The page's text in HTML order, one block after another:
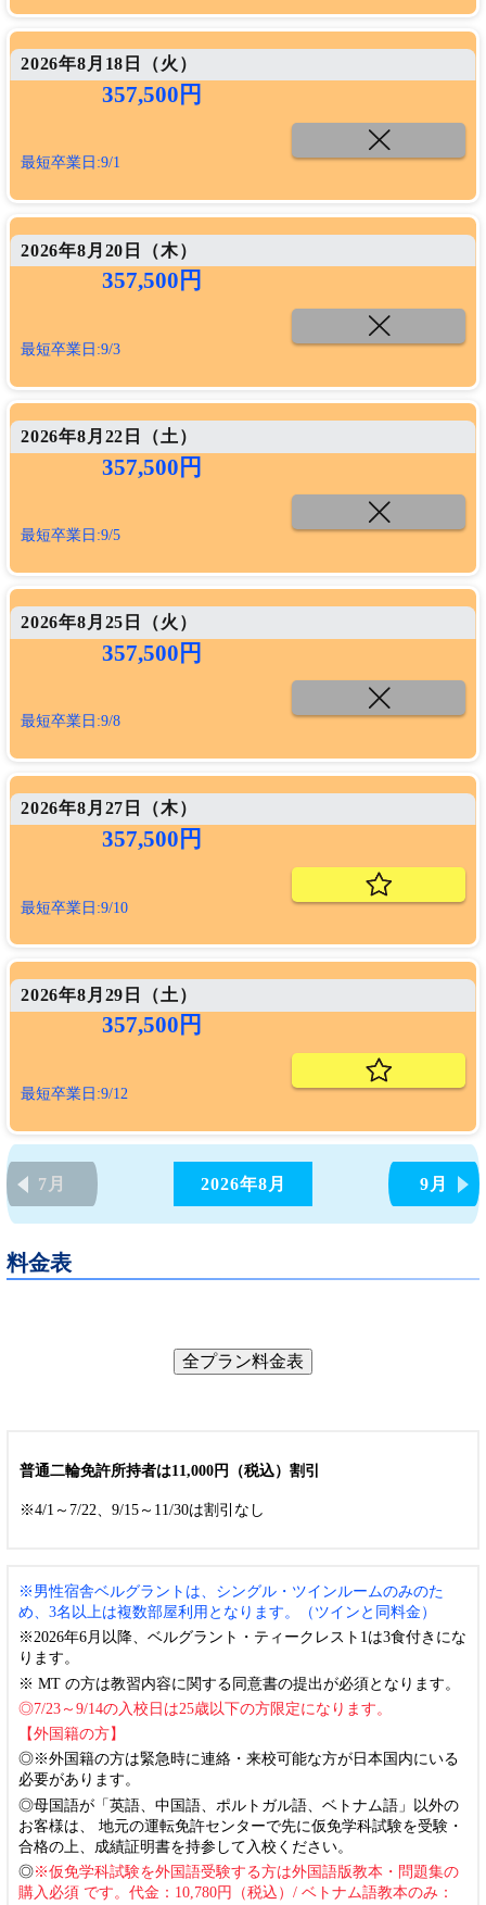
2026年8月18日（火 ）
357,500円
最短卒業日:9/1
2026年8月20日（木）
357,500円
最短卒業日:9/3
2026年8月22日（土 ）
357,500円
最短卒業日:9/5
2026年8月25日（火 ）
357,500円
最短卒業日:9/8
2026年8月27日（木）
357,500円
最短卒業日:9/10
2026年8月29日（土 ）
357,500円
最短卒業日:9/12
7月 2026年8月 9月
料金表
全プラン料金表
普通二輪免許所持者は11,000円（税込）割引
※4/1～7/22、9/15～11/30は割引なし
※男性宿舎ベルグラントは、シングル・ツインルームのみのた
め、3名以上は複数部屋利用となります。（ツインと同料金）
※2026年6月以降、ベルグラント・ティークレスト1は3食付きにな
ります。
※ MT の方は教習内容に関する同意書の提出が必須となります。
◎7/23～9/14の入校日は25歳以下の方限定になります。
【外国籍の方】
◎※外国籍の方は緊急時に連絡・来校可能な方が日本国内にいる
必要があります。
◎母国語が「英語、中国語、ポルトガル語、ベトナム語」以外の
お客様は、 地元の運転免許センターで先に仮免学科試験を受験・
合格の上、成績証明書を持参して入校ください。
◎※仮免学科試験を外国語受験する方は外国語版教本・問題集の
購入必須 です。代金：10,780円（税込）/ ベトナム語教本のみ：